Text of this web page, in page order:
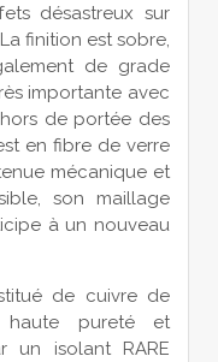
désastreux sur
finition est sobre,
de grade
importante avec
de portée des
en fibre de verre
mécanique et
son maillage
à un nouveau
de cuivre de
haute pureté et
un isolant RARE